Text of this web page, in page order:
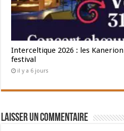
Interceltique 2026 : les
festival
il y a 6 jours
Laisser un commentaire